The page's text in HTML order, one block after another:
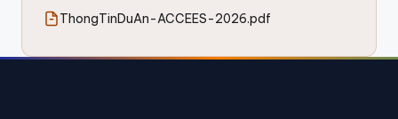
ThongTinDuAn-ACCEES-2026.pdf